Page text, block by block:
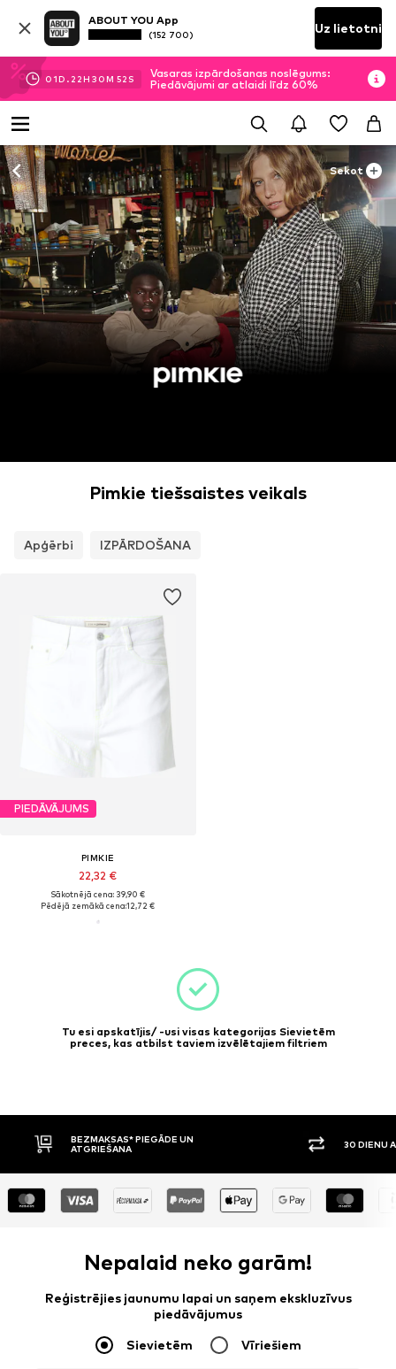
ABOUT YOU App
(152 700) Uz lietotni
01D. 22H 30M 52 S
Vasaras izpārdošanas noslēgums:
Piedāvājumi ar atlaidi līdz 60%
Sekot
Pimkie tiešsaistes veikals
Apģērbi IZPĀRDOŠANA
PIEDĀVĀJUMS
PIMKIE
22,32 €
Sākotnējā cena: 39,90 €
Pēdējā zemākā cena:12,72 €
Tu esi apskatījis/ -usi visas kategorijas Sievietēm
preces, kas atbilst taviem izvēlētajiem filtriem
BEZMAKSAS* PIEGĀDE UN
ATGRIEŠANA
30 DIENU
Nepalaid neko garām!
Reģistrējies jaunumu lapai un saņem ekskluzīvus
piedāvājumus
Sievietēm Vīriešiem